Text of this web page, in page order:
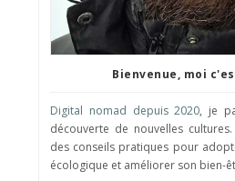
Bienvenue, moi
Digital nomad depuis 2020, je
découverte de nouvelles
des conseils pratiques pour
écologique et améliorer son bien-